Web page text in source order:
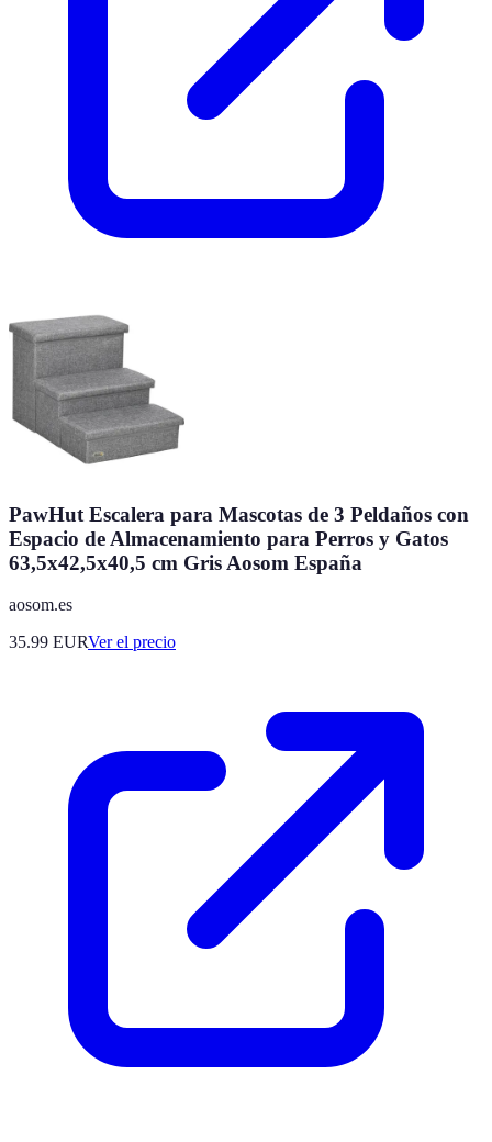
PawHut Escalera para Mascotas de 3 Peldaños con
Espacio de Almacenamiento para Perros y Gatos
63,5x42,5x40,5 cm Gris Aosom España
aosom.es
35.99 EURVer el precio